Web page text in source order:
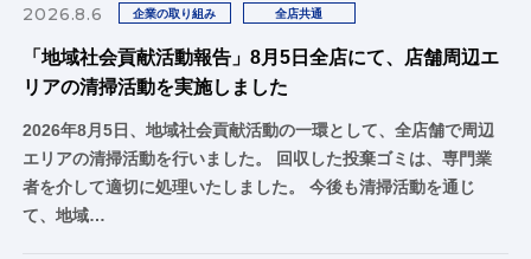
2026.8.6 企業の取り組み 全店共通
「地域社会貢献活動報告」8月5日全店にて、店舗周辺エ
リアの清掃活動を実施しました
2026年8月5日、地域社会貢献活動の一環として、全店舗で周辺
エリアの清掃活動を行いました。 回収した投棄ゴミは、専門業
者を介して適切に処理いたしました。 今後も清掃活動を通じ
て、地域…